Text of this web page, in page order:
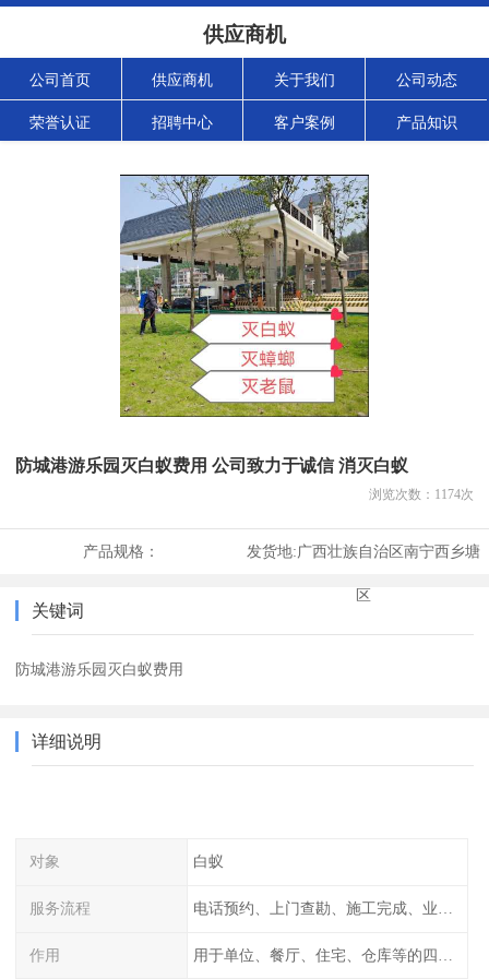
供应商机
公司首页 供应商机 关于我们 公司动态
荣誉认证 招聘中心 客户案例 产品知识
防城港游乐园灭白蚁费用 公司致力于诚信 消灭白蚁
浏览次数： 1174次
产品规格： 发货地:广西壮族自治区南宁西乡塘
区
关键词
防城港游乐园灭白蚁费用
详细说明
对象 白蚁
服务流程
作用